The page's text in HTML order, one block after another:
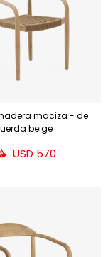
maciza - de
beige
USD 570